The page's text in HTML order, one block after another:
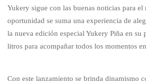
Yukery sigue con las buenas noticias para el
oportunidad se suma una experiencia de
la nueva edición especial Yukery Piña en su
litros para acompañar todos los momentos
Con este lanzamiento se brinda dinamismo